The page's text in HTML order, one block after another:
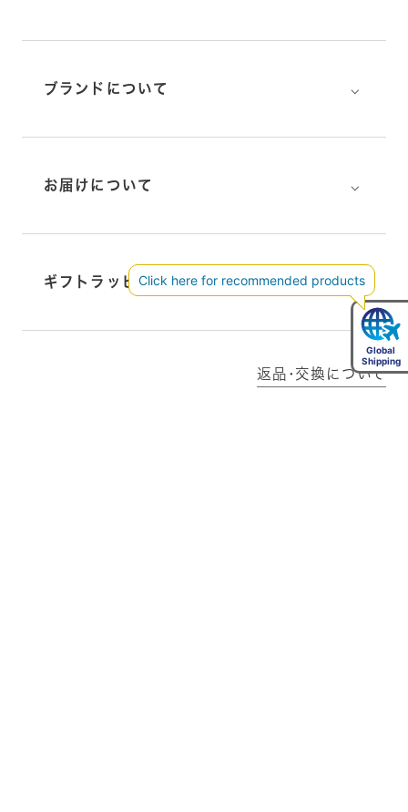
ブランドについて ⌵
お届けについて ⌵
ギフトラッピングについて ⌵
返品･交換について